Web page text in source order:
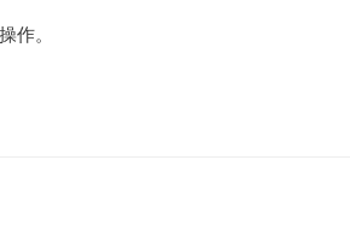
作。